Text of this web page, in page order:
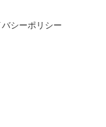
バシーポリシー